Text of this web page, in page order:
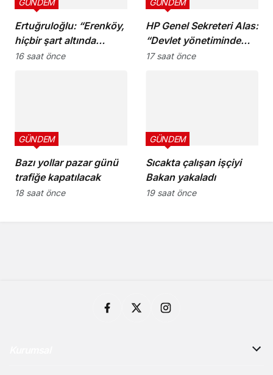
Ertuğruloğlu: “Erenköy,
hiçbir şart altında
esareti kabul
GÜNDEM
16 saat önce
HP Genel Sekreteri Alas:
“Devlet yönetiminde
köklü bir zihniyet
GÜNDEM
17 saat önce
Bazı yollar pazar günü
trafiğe kapatılacak
GÜNDEM
18 saat önce
Sıcakta çalışan işçiyi
Bakan yakaladı
GÜNDEM
19 saat önce